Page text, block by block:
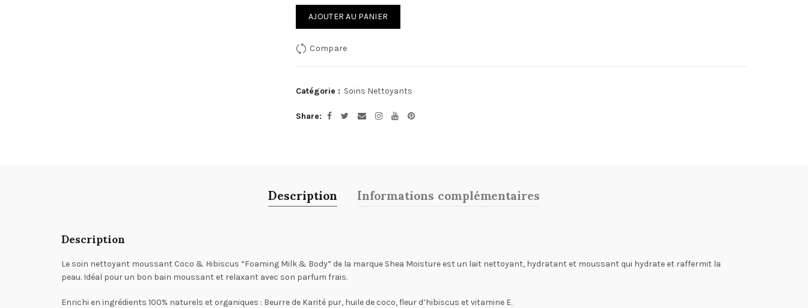
AJOUTER AU PANIER
Compare
Catégorie : Soins Nettoyants
Share
Description Informations complémentaires
Description
Le soin nettoyant moussant Coco & Hibiscus “Foaming Milk & Body” de la marque Shea Moisture est un lait nettoyant, hydratant et moussant qui hydrate et raffermit la
peau. Idéal pour un bon bain moussant et relaxant avec son parfum frais.
Enrichi en ingrédients 100% naturels et organiques : Beurre de Karité pur, huile de coco, fleur d’hibiscus et vitamine E.